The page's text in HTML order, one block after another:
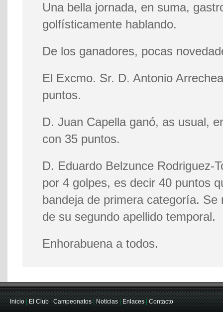
Una bella jornada, en suma,
golfísticamente hablando.
De los ganadores, pocas
El Excmo. Sr. D. Antonio
puntos.
D. Juan Capella ganó, as usual,
con 35 puntos.
D. Eduardo Belzunce Rodriguez-
por 4 golpes, es decir 40 puntos
bandeja de primera categoría. Se
de su segundo apellido temporal.
Enhorabuena a todos.
Inicio|El Club|Campeonatos| Noticias| Enlaces| Contacto